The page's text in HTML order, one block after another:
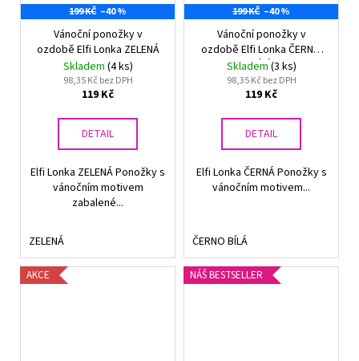
199 KČ –40 %
Vánoční ponožky v
ozdobě Elfi Lonka ZELENÁ
Skladem (4 ks)
98,35 Kč bez DPH
119 Kč
DETAIL
Elfi Lonka ZELENÁ Ponožky s
vánočním motivem
zabalené...
ZELENÁ
199 KČ –40 %
Vánoční ponožky v
ozdobě Elfi Lonka ČERNO
BÍLÁ
Skladem (3 ks)
98,35 Kč bez DPH
119 Kč
DETAIL
Elfi Lonka ČERNÁ Ponožky s
vánočním motivem...
ČERNO BÍLÁ
AKCE NÁŠ BESTSELLER